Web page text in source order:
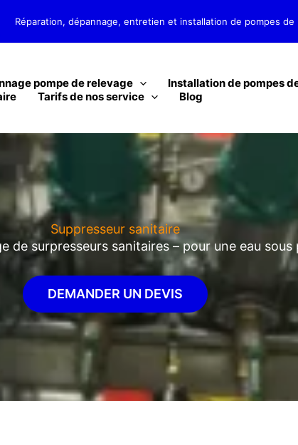
de pompes de relevage
pompe de relevage
Installation de pompes
Tarifs de nos service Blog
Suppresseur sanitaire
de surpresseurs sanitaires – pour une eau
DEMANDER UN DEVIS